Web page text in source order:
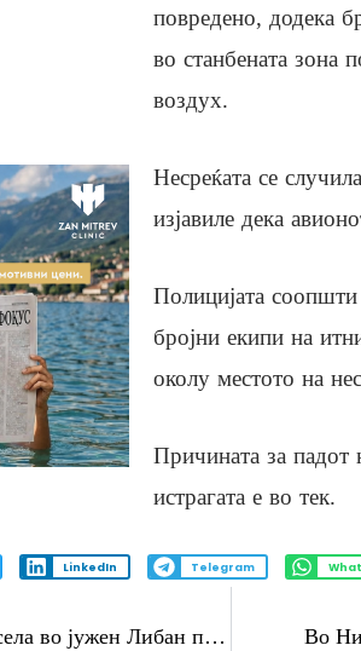
повредено, додека
во станбената зона
воздух.
Несреќата се
изјавиле дека
Полицијата
бројни екипи на
околу местото на
Причината за падот
истрагата е во тек.
LinkedIn Telegram
Се евакуираат девет села во јужен Либан пред најавените воздушни напади Во